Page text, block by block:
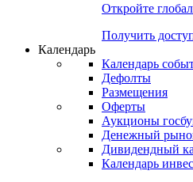
Откройте
Получить
Календарь
Календарь
Дефолты
Размещения
Оферты
Аукционы
Денежный
Дивидендный
Календарь